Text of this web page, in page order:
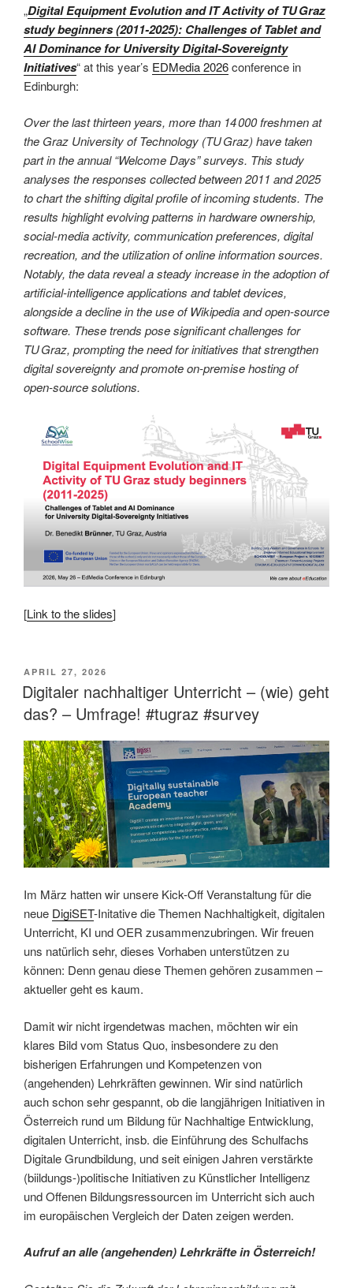
„Digital Equipment Evolution and IT Activity of TU Graz
study beginners (2011‑2025): Challenges of Tablet and
AI Dominance for University Digital‑Sovereignty
Initiatives“ at this year’s EDMedia 2026conference in
Edinburgh:
Over the last thirteen years, more than 14 000 freshmen at
the Graz University of Technology (TU Graz) have taken
part in the annual “Welcome Days” surveys. This study
analyses the responses collected between 2011 and 2025
to chart the shifting digital profile of incoming students. The
results highlight evolving patterns in hardware ownership,
social‑media activity, communication preferences, digital
recreation, and the utilization of online information sources.
Notably, the data reveal a steady increase in the adoption of
artificial‑intelligence applications and tablet devices,
alongside a decline in the use of Wikipedia and open‑source
software. These trends pose significant challenges for
TU Graz, prompting the need for initiatives that strengthen
digital sovereignty and promote on‑premise hosting of
open‑source solutions.
[Link to the slides]
VERÖFFENTLICHT
AM
APRIL 27, 2026
Digitaler nachhaltiger Unterricht – (wie) geht
das? – Umfrage! #tugraz #survey
Im März hatten wir unsere Kick-Off Veranstaltung für die
neue DigiSET-Initative die Themen Nachhaltigkeit, digitalen
Unterricht, KI und OER zusammenzubringen. Wir freuen
uns natürlich sehr, dieses Vorhaben unterstützen zu
können: Denn genau diese Themen gehören zusammen –
aktueller geht es kaum.
Damit wir nicht irgendetwas machen, möchten wir ein
klares Bild vom Status Quo, insbesondere zu den
bisherigen Erfahrungen und Kompetenzen von
(angehenden) Lehrkräften gewinnen. Wir sind natürlich
auch schon sehr gespannt, ob die langjährigen Initiativen in
Österreich rund um Bildung für Nachhaltige Entwicklung,
digitalen Unterricht, insb. die Einführung des Schulfachs
Digitale Grundbildung, und seit einigen Jahren verstärkte
(biildungs-)politische Initiativen zu Künstlicher Intelligenz
und Offenen Bildungsressourcen im Unterricht sich auch
im europäischen Vergleich der Daten zeigen werden.
Aufruf an alle (angehenden) Lehrkräfte in Österreich!